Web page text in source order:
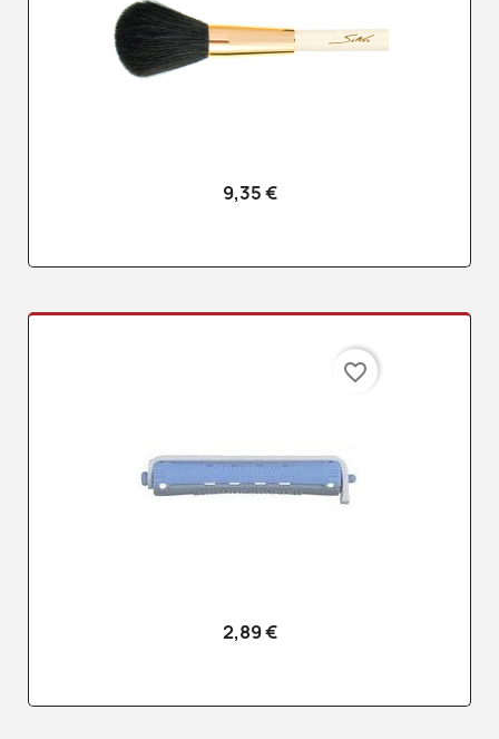
9,35 €
2,89 €
favorite_border